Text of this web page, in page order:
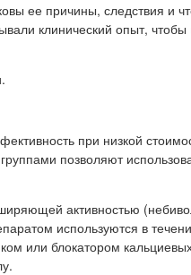
ее причины, следствия и
клинический опыт, чтобы
при низкой
позволяют
активностью
используются в
или блокатором